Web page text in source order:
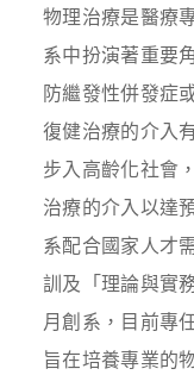
物理治療是醫療
系中扮演著重要
防繼發性併發症
復健治療的介入
步入高齡化社會
治療的介入以達
系配合國家人才
訓及「理論與實
月創系， 目前專
旨在培養專業的